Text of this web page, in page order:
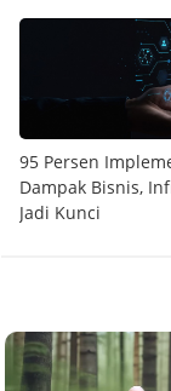
95 Persen
Dampak Bisnis,
Jadi Kunci